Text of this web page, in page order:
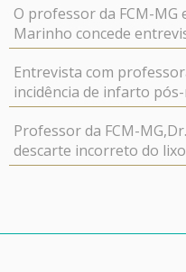
O professor da FCM-MG
Marinho concede
Entrevista com
incidência de infarto
Professor da FCM-
descarte incorreto do